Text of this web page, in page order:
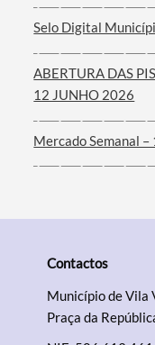
Filtros
Selo Digital
ABERTURA DAS
12 JUNHO 2026
Mercado Semanal
Contactos
Município de Vila
Praça da